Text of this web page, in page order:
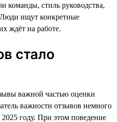
команды, стиль руководства,
ищут конкретные
ждёт на работе.
стало
важной частью оценки
важности отзывов немного
году. При этом поведение